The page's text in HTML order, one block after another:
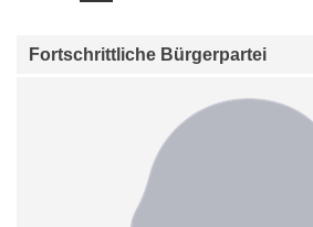
Fortschrittliche Bürgerpartei